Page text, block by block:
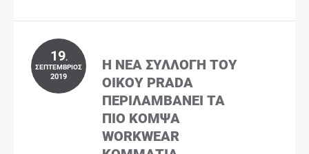
19.
ΣΕΠΤΈΜΒΡΙΟΣ
2019
Η ΝΈΑ ΣΥΛΛΟΓΉ ΤΟΥ
ΟΊΚΟΥ PRADA
ΠΕΡΙΛΑΜΒΆΝΕΙ ΤΑ
ΠΙΟ ΚΟΜΨΆ
WORKWEAR